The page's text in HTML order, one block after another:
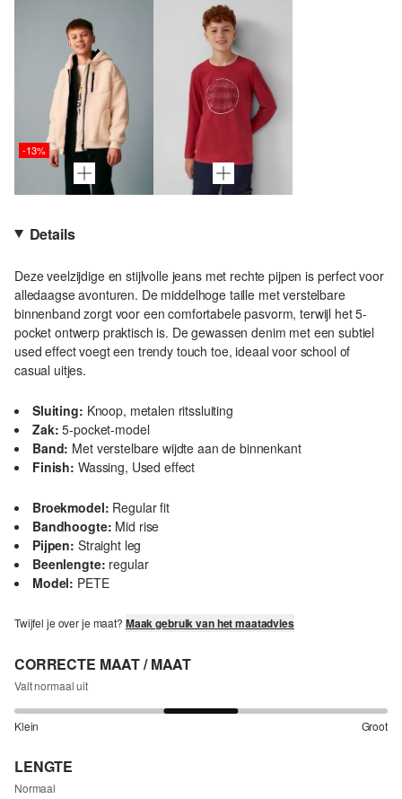
-13%
Details
Deze veelzijdige en stijlvolle jeans met rechte pijpen is perfect voor
alledaagse avonturen. De middelhoge taille met verstelbare
binnenband zorgt voor een comfortabele pasvorm, terwijl het 5-
pocket ontwerp praktisch is. De gewassen denim met een subtiel
used effect voegt een trendy touch toe, ideaal voor school of
casual uitjes.
Sluiting: Knoop, metalen ritssluiting
Zak: 5-pocket-model
Band: Met verstelbare wijdte aan de binnenkant
Finish: Wassing, Used effect
Broekmodel: Regular fit
Bandhoogte: Mid rise
Pijpen: Straight leg
Beenlengte: regular
Model: PETE
Twijfel je over je maat? Maak gebruik van het maatadvies
CORRECTE MAAT / MAAT
Valt normaal uit
Klein Groot
LENGTE
Normaal